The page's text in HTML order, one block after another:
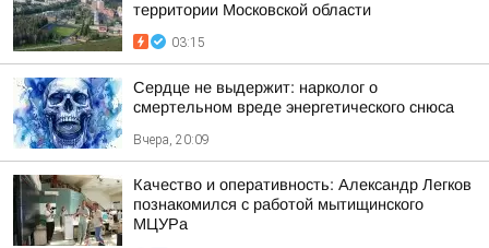
территории Московской области
03:15
Сердце не выдержит: нарколог о
смертельном вреде энергетического снюса
Вчера, 20:09
Качество и оперативность: Александр Легков
познакомился с работой мытищинского
МЦУРа